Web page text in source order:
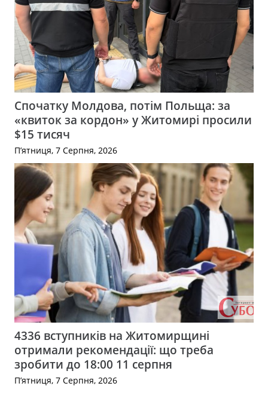
Спочатку Молдова, потім Польща: за
«квиток за кордон» у Житомирі просили
$15 тисяч
П’ятниця, 7 Серпня, 2026
4336 вступників на Житомирщині
отримали рекомендації: що треба
зробити до 18:00 11 серпня
П’ятниця, 7 Серпня, 2026